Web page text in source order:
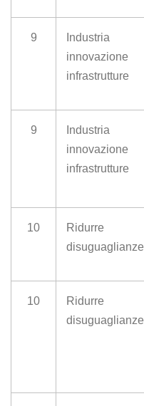
9
Industria
innovazione
infrastrutture
9
Industria
innovazione
infrastrutture
10
Ridurre
disuguaglianze
10
Ridurre
disuguaglianze